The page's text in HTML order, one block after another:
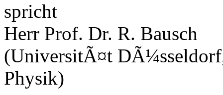
spricht
Herr Prof. Dr. R. Bausch
(UniversitÃ¤t
Physik)